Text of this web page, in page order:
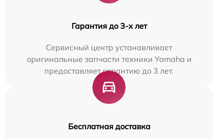
Гарантия до 3-х лет
Сервисный центр устанавливает
оригинальные запчасти техники Yamaha и
предоставляет гарантию до 3 лет.
Бесплатная доставка